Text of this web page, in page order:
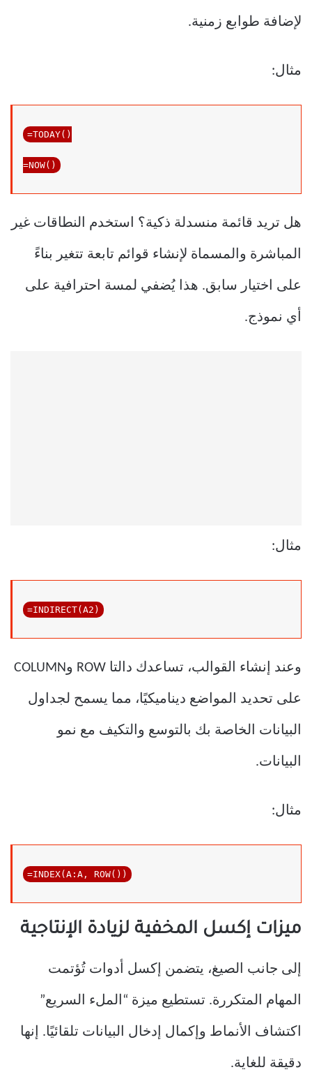
لإضافة طوابع زمنية.
مثال:
=TODAY()
=NOW()
هل تريد قائمة منسدلة ذكية؟ استخدم النطاقات غير
المباشرة والمسماة لإنشاء قوائم تابعة تتغير بناءً
على اختيار سابق. هذا يُضفي لمسة احترافية على
أي نموذج.
مثال:
وعند إنشاء القوالب، تساعدك دالتا ROW وCOLUMN
على تحديد المواضع ديناميكيًا، مما يسمح لجداول
البيانات الخاصة بك بالتوسع والتكيف مع نمو
البيانات.
مثال:
ميزات إكسل المخفية لزيادة الإنتاجية
إلى جانب الصيغ، يتضمن إكسل أدوات تُؤتمت
المهام المتكررة. تستطيع ميزة “الملء السريع”
اكتشاف الأنماط وإكمال إدخال البيانات تلقائيًا. إنها
دقيقة للغاية.